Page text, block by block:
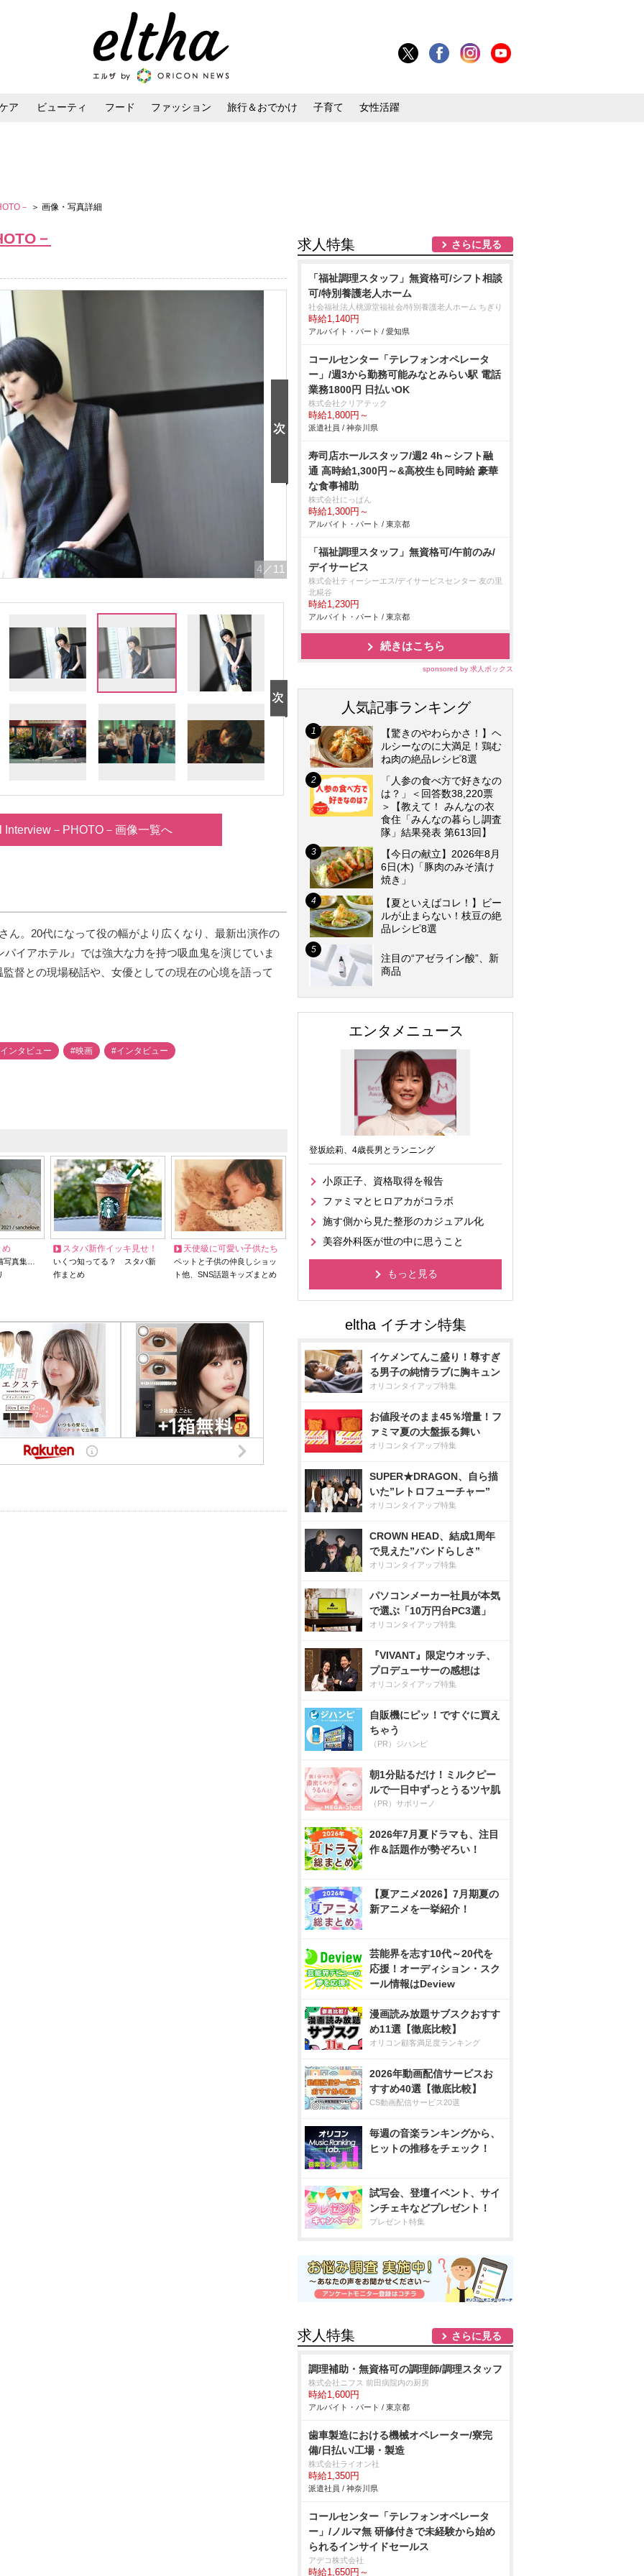
ア ビューティ フード ファッション 旅行＆おでかけ 子育て 女性活躍
－ ＞ 画像・写真詳細
－
4 ／11
Interview－PHOTO－画像一覧へ
ん。20代になって役の幅がより広くなり、最新出演作の
イアホテル』では強大な力を持つ吸血鬼を演じていま
督との現場秘話や、女優としての現在の心境を語って
ンタビュー #映画 #インタビュー
め
写真集…
スタバ新作イッキ見せ！
いくつ知ってる？ スタバ新
作まとめ
天使級に可愛い子供たち
ペットと子供の仲良しショッ
ト他、SNS話題キッズまとめ
求人特集 さらに見る
「福祉調理スタッフ」無資格可/シフト相談
可/特別養護老人ホーム
社会福祉法人桃源堂福祉会/特別養護老人ホーム ちぎり
時給1,140円
アルバイト・パート / 愛知県
コールセンター「テレフォンオペレータ
ー」/週3から勤務可能みなとみらい駅 電話
業務1800円 日払いOK
株式会社クリアテック
時給1,800円～
派遣社員 / 神奈川県
寿司店ホールスタッフ/週2 4h～シフト融
通 高時給1,300円～&高校生も同時給 豪華
な食事補助
株式会社にっぱん
時給1,300円～
アルバイト・パート / 東京都
「福祉調理スタッフ」無資格可/午前のみ/
デイサービス
株式会社ティーシーエス/デイサービスセンター 友の里
北糀谷
時給1,230円
アルバイト・パート / 東京都
続きはこちら
sponsored by 求人ボックス
人気記事ランキング
【驚きのやわらかさ！】ヘ
ルシーなのに大満足！鶏む
ね肉の絶品レシピ8選
「人参の食べ方で好きなの
は？」＜回答数38,220票
＞【教えて！ みんなの衣
食住「みんなの暮らし調査
隊」結果発表 第613回】
【今日の献立】2026年8月
6日(木)「豚肉のみそ漬け
焼き」
【夏といえばコレ！】ビー
ルが止まらない！枝豆の絶
品レシピ8選
注目の“アゼライン酸”、新
商品
エンタメニュース
登坂絵莉、4歳長男とランニング
小原正子、資格取得を報告
ファミマとヒロアカがコラボ
施す側から見た整形のカジュアル化
美容外科医が世の中に思うこと
もっと見る
イケメンてんこ盛り！尊すぎ
る男子の純情ラブに胸キュン
オリコンタイアップ特集
お値段そのまま45％増量！フ
ァミマ夏の大盤振る舞い
オリコンタイアップ特集
SUPER★DRAGON、自ら描
いた”レトロフューチャー”
オリコンタイアップ特集
CROWN HEAD、結成1周年
で見えた”バンドらしさ”
オリコンタイアップ特集
パソコンメーカー社員が本気
で選ぶ「10万円台PC3選」
オリコンタイアップ特集
『VIVANT』限定ウオッチ、
プロデューサーの感想は
オリコンタイアップ特集
自販機にピッ！ですぐに買え
ちゃう
（PR）ジハンピ
朝1分貼るだけ！ミルクピー
ルで一日中ずっとうるツヤ肌
（PR）サボリーノ
2026年7月夏ドラマも、注目
作＆話題作が勢ぞろい！
【夏アニメ2026】7月期夏の
新アニメを一挙紹介！
芸能界を志す10代～20代を
応援！オーディション・スク
ール情報はDeview
漫画読み放題サブスクおすす
め11選【徹底比較】
オリコン顧客満足度ランキング
2026年動画配信サービスお
すすめ40選【徹底比較】
CS動画配信サービス20選
毎週の音楽ランキングから、
ヒットの推移をチェック！
試写会、登壇イベント、サイ
ンチェキなどプレゼント！
プレゼント特集
求人特集 さらに見る
調理補助・無資格可の調理師/調理スタッフ
株式会社ニフス 前田病院内の厨房
時給1,600円
アルバイト・パート / 東京都
歯車製造における機械オペレーター/寮完
備/日払い/工場・製造
株式会社ライオン社
時給1,350円
派遣社員 / 神奈川県
コールセンター「テレフォンオペレータ
ー」/ノルマ無 研修付きで未経験から始め
られるインサイドセールス
アデコ株式会社
時給1,650円～